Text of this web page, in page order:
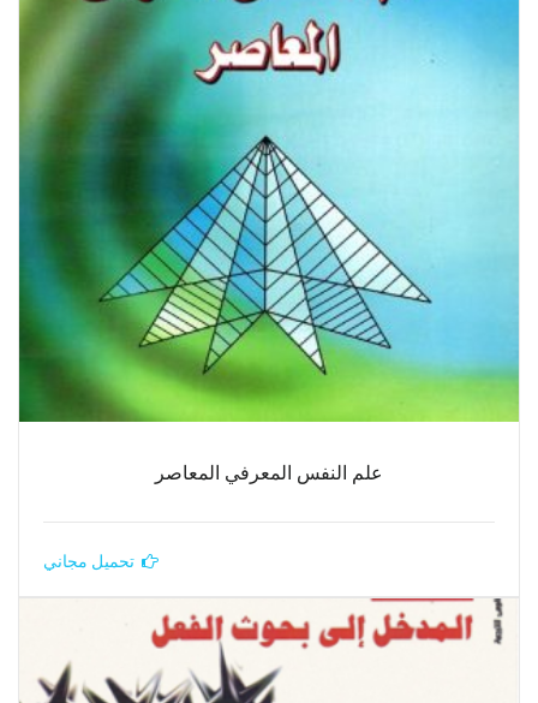
علم النفس المعرفي المعاصر
تحميل مجاني